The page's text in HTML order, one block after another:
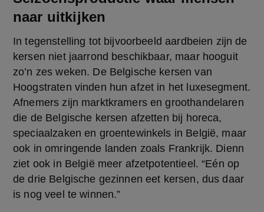
naar uitkijken
In tegenstelling tot bijvoorbeeld aardbeien zijn de
kersen niet jaarrond beschikbaar, maar hooguit
zo’n zes weken. De Belgische kersen van
Hoogstraten vinden hun afzet in het luxesegment.
Afnemers zijn marktkramers en groothandelaren
die de Belgische kersen afzetten bij horeca,
speciaalzaken en groentewinkels in België, maar
ook in omringende landen zoals Frankrijk. Dienn
ziet ook in België meer afzetpotentieel. “Eén op
de drie Belgische gezinnen eet kersen, dus daar
is nog veel te winnen.”